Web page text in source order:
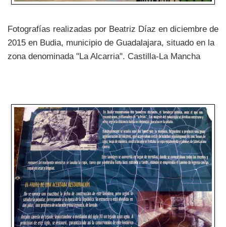
Fotografías realizadas por Beatriz Díaz en diciembre de
2015 en Budia, municipio de Guadalajara, situado en la
zona denominada "La Alcarria". Castilla-La Mancha